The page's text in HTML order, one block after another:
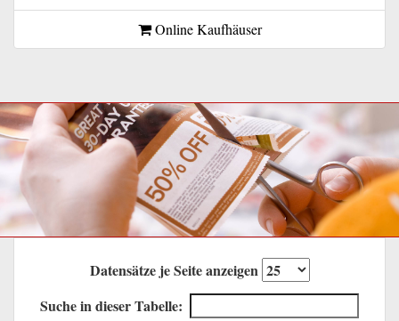
Online Kaufhäuser
Datensätze je Seite anzeigen
Suche in dieser Tabelle: